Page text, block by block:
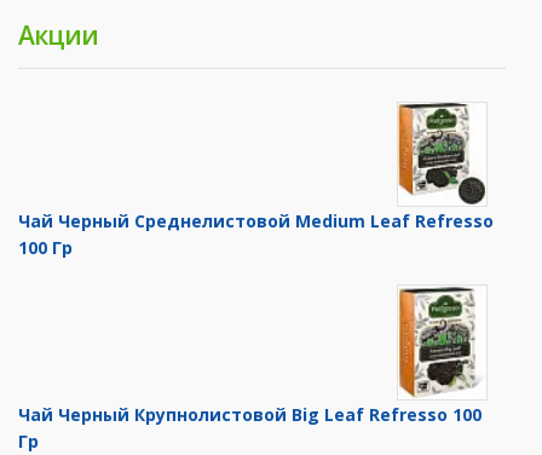
Акции
Чай Черный Среднелистовой Medium Leaf Refresso
100 Гр
Чай Черный Крупнолистовой Big Leaf Refresso 100
Гр